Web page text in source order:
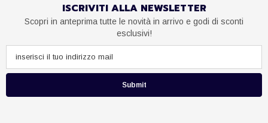
ISCRIVITI ALLA NEWSLETTER
Scopri in anteprima tutte le novità in arrivo e godi di sconti
esclusivi!
Submit